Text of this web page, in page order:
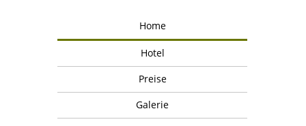
Home
Hotel
Preise
Galerie